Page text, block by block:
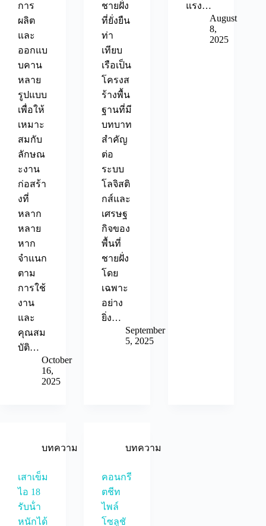
การ
ผลิต
และ
ออกแบ
บคาน
หลาย
รูปแบบ
เพื่อให้
เหมาะ
สมกับ
ลักษณ
ะงาน
ก่อสร้า
งที่
หลาก
หลาย
หาก
จำแนก
ตาม
การใช้
งาน
และ
คุณสม
บัติ…
October
16,
2025
ชายฝั่ง
ที่ยั่งยืน
ท่า
เทียบ
เรือเป็น
โครงส
ร้างพื้น
ฐานที่มี
บทบาท
สำคัญ
ต่อ
ระบบ
โลจิสติ
กส์และ
เศรษฐ
กิจของ
พื้นที่
ชายฝั่ง
โดย
เฉพาะ
อย่าง
ยิ่ง…
September
5, 2025
แรง…
August
8,
2025
บทความ
เสาเข็ม
ไอ 18
รับน้ํา
หนักได้
บทความ
คอนกรี
ตชีท
ไพล์
โซลูชั